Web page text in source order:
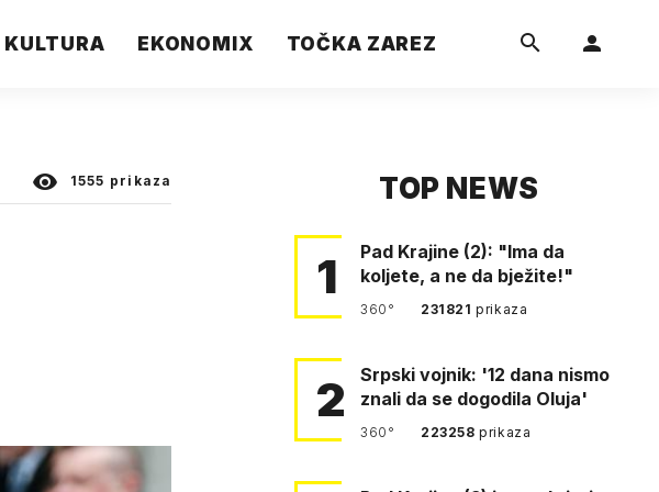
KULTURA EKONOMIX TOČKA ZAREZ
1555 prikaza TOP NEWS
1
Pad Krajine (2): "Ima da
koljete, a ne da bježite!"
360° 231821prikaza
2
Srpski vojnik: '12 dana nismo
znali da se dogodila Oluja'
360° 223258prikaza